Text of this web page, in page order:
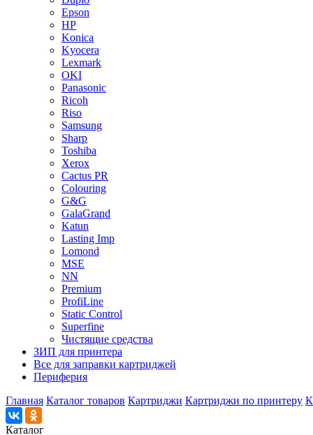
Epson
HP
Konica
Kyocera
Lexmark
OKI
Panasonic
Ricoh
Riso
Samsung
Sharp
Toshiba
Xerox
Cactus PR
Colouring
G&G
GalaGrand
Katun
Lasting Imp
Lomond
MSE
NN
Premium
ProfiLine
Static Control
Superfine
Чистящие средства
ЗИП для принтера
Все для заправки картриджей
Периферия
Главная Каталог товаров Картриджи Картриджи по принтеру
Каталог